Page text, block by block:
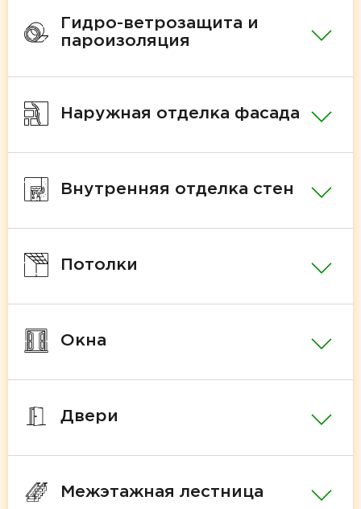
Гидро-ветрозащита и
пароизоляция
Наружная отделка фасада
Внутренняя отделка стен
Потолки
Окна
Двери
Межэтажная лестница